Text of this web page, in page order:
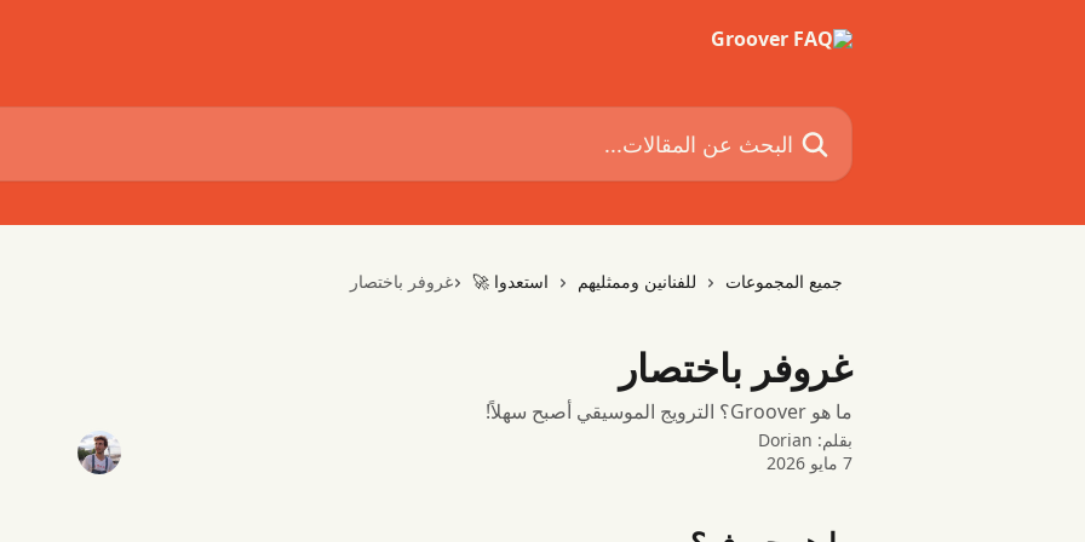
البحث عن المقالات...
جميع المجموعات للفنانين وممثليهم استعدوا 🚀 غروفر باختصار
غروفر باختصار
ما هو Groover؟ الترويج الموسيقي أصبح سهلاً!
بقلم: Dorian
7 مايو 2026